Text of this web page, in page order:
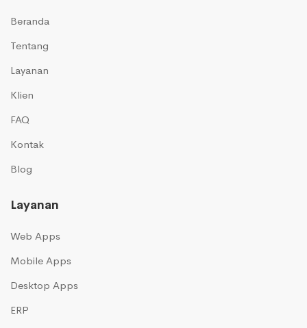
Beranda
Tentang
Layanan
Klien
FAQ
Kontak
Blog
Layanan
Web Apps
Mobile Apps
Desktop Apps
ERP